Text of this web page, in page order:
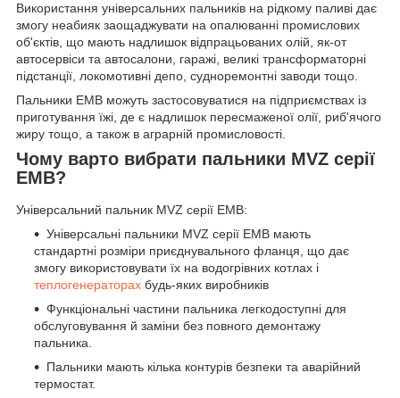
Використання універсальних пальників на рідкому паливі дає
змогу неабияк заощаджувати на опалюванні промислових
об'єктів, що мають надлишок відпрацьованих олій, як-от
автосервіси та автосалони, гаражі, великі трансформаторні
підстанції, локомотивні депо, судноремонтні заводи тощо.
Пальники EMB можуть застосовуватися на підприємствах із
приготування їжі, де є надлишок пересмаженої олії, риб'ячого
жиру тощо, а також в аграрній промисловості.
Чому варто вибрати пальники MVZ серії
EMB?
Універсальний пальник MVZ серії EMB:
Універсальні пальники MVZ серії EMB мають
стандартні розміри приєднувального фланця, що дає
змогу використовувати їх на водогрівних котлах і
теплогенераторах будь-яких виробників
Функціональні частини пальника легкодоступні для
обслуговування й заміни без повного демонтажу
пальника.
Пальники мають кілька контурів безпеки та аварійний
термостат.